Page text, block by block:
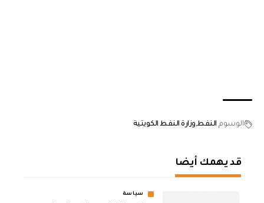
الوسوم النفط وزارة النفط الكويتية
قد يهمك أيضا
سياسة